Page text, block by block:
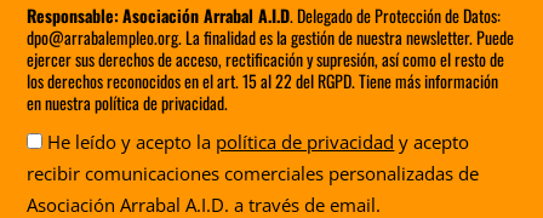
Responsable: Asociación Arrabal A.I.D. Delegado de Protección de Datos:
dpo@arrabalempleo.org. La finalidad es la gestión de nuestra newsletter. Puede
ejercer sus derechos de acceso, rectificación y supresión, así como el resto de
los derechos reconocidos en el art. 15 al 22 del RGPD. Tiene más información
en nuestra política de privacidad.
Aceptación
He leído y acepto la política de privacidad y acepto
recibir comunicaciones comerciales personalizadas de
Asociación Arrabal A.I.D. a través de email.